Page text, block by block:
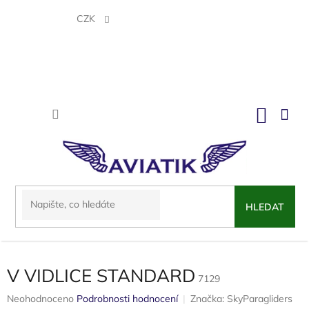
CZK
HLEDAT
V VIDLICE STANDARD 7129
Průměrné
Neohodnoceno Podrobnosti hodnocení Značka: SkyParagliders